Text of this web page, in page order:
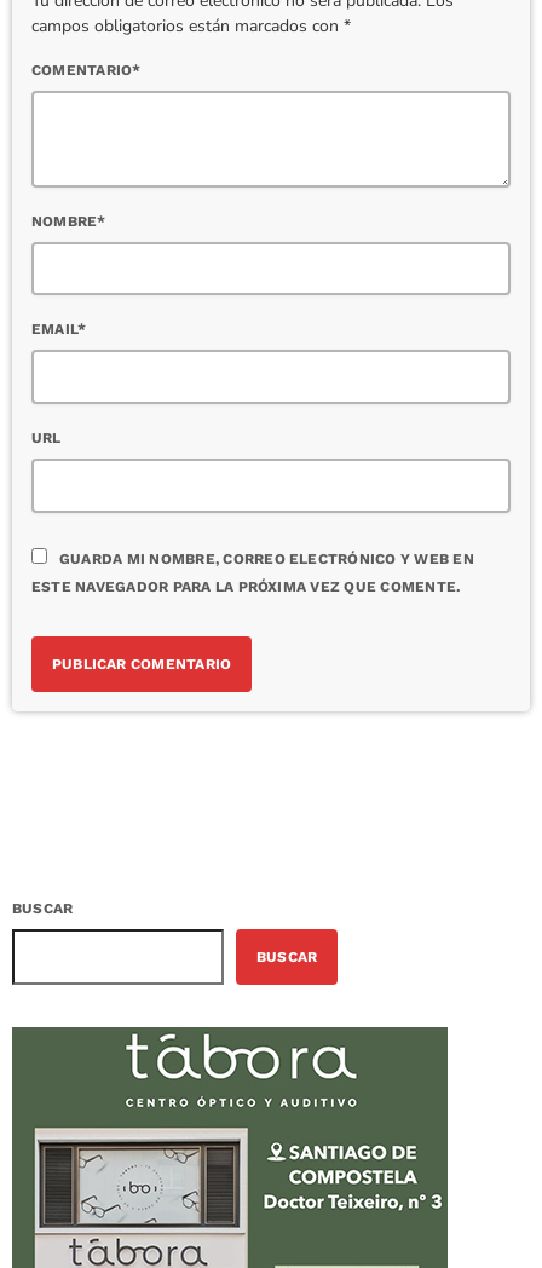
campos obligatorios están marcados con *
COMENTARIO*
NOMBRE*
EMAIL*
URL
GUARDA MI NOMBRE, CORREO ELECTRÓNICO Y WEB EN
ESTE NAVEGADOR PARA LA PRÓXIMA VEZ QUE COMENTE.
BUSCAR
BUSCAR